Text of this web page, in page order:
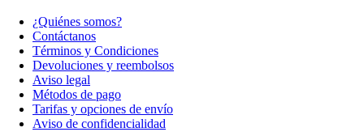
¿Quiénes somos?
Contáctanos
Términos y Condiciones
Devoluciones y reembolsos
Aviso legal
Métodos de pago
Tarifas y opciones de envío
Aviso de confidencialidad